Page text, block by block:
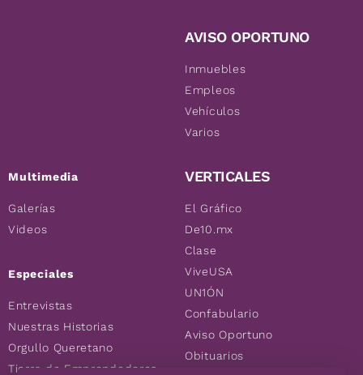
Multimedia
Galerías
Videos
Especiales
Entrevistas
Nuestras Historias
Orgullo Queretano
Tierra de Emprendedores
AVISO OPORTUNO
Inmuebles
Empleos
Vehículos
Varios
VERTICALES
El Gráfico
De10.mx
Clase
ViveUSA
UN1ÓN
Confabulario
Aviso Oportuno
Obituarios